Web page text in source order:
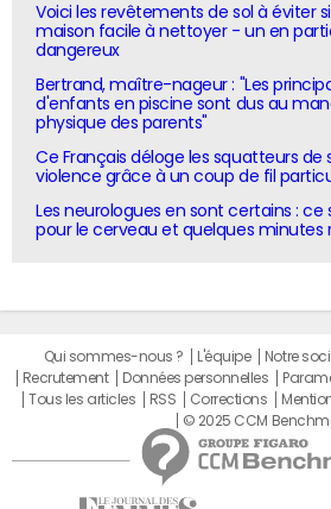
Voici les revêtements de sol à éviter
maison facile à nettoyer - un en
dangereux
Bertrand, maître-nageur : "Les
d'enfants en piscine sont dus au
physique des parents"
Ce Français déloge les squatteurs de
violence grâce à un coup de fil
Les neurologues en sont certains :
pour le cerveau et quelques minutes
Qui sommes-nous ? L'équipe Notre
Recrutement
Données personnelles
Tous les articles
RSS Corrections
© 2025 CCM